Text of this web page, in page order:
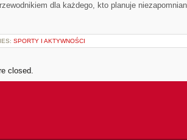
dla każdego, kto planuje
SPORTY I AKTYWNOŚCI
closed.